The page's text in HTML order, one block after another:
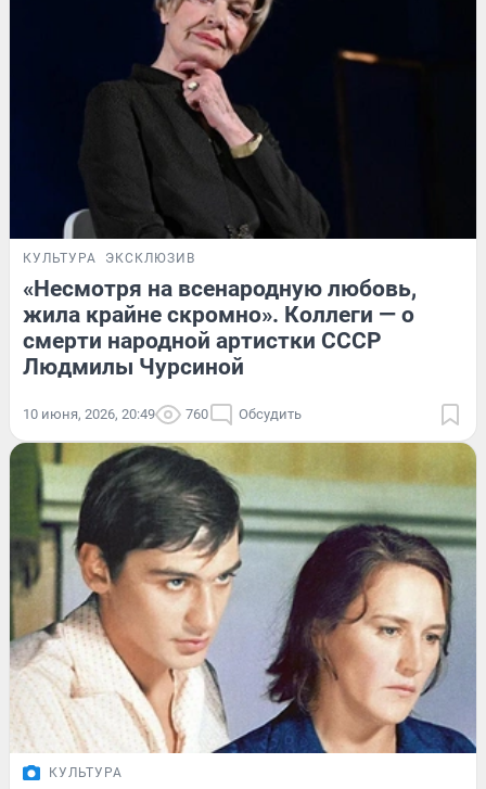
КУЛЬТУРА ЭКСКЛЮЗИВ
«Несмотря на всенародную любовь,
жила крайне скромно». Коллеги — о
смерти народной артистки СССР
Людмилы Чурсиной
10 июня, 2026, 20:49 760 Обсудить
КУЛЬТУРА